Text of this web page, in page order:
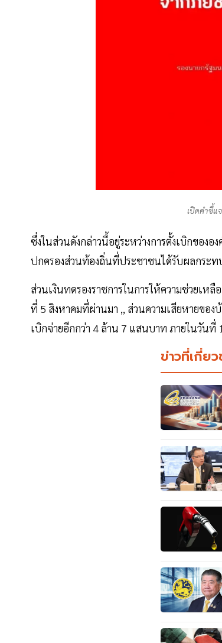
เปิดคำชี้แ
ซึ่งในส่วนดังกล่าวนี้อยู่ระหว่างการตั้งเบิกของ
ปกครองส่วนท้องถิ่นที่ประชาชนได้รับผลกระท
ส่วนเงินทดรองราชการในการให้ความช่วยเ
ที่ 5 สิงหาคมที่ผ่านมา ,, ส่วนความเสียหายของ
เบิกจ่ายอีกกว่า 4 ล้าน 7 แสนบาท ภายในวันที่
ข่าวที่เกี่ย